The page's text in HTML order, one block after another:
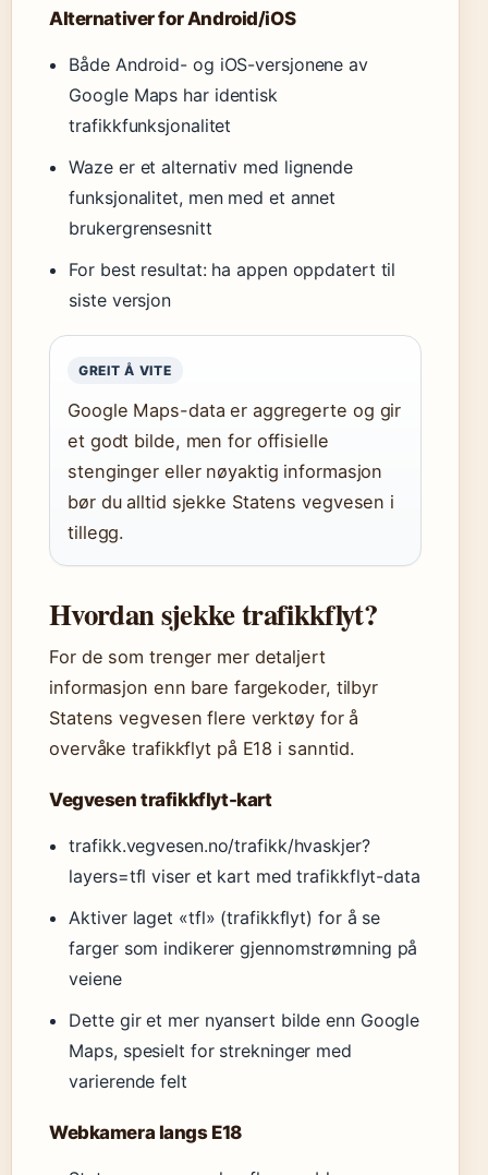
Alternativer for Android/iOS
Både Android- og iOS-versjonene av
Google Maps har identisk
trafikkfunksjonalitet
Waze er et alternativ med lignende
funksjonalitet, men med et annet
brukergrensesnitt
For best resultat: ha appen oppdatert til
siste versjon
GREIT Å VITE
Google Maps-data er aggregerte og gir
et godt bilde, men for offisielle
stenginger eller nøyaktig informasjon
bør du alltid sjekke Statens vegvesen i
tillegg.
Hvordan sjekke trafikkflyt?
For de som trenger mer detaljert
informasjon enn bare fargekoder, tilbyr
Statens vegvesen flere verktøy for å
overvåke trafikkflyt på E18 i sanntid.
Vegvesen trafikkflyt-kart
trafikk.vegvesen.no/trafikk/hvaskjer?
layers=tfl viser et kart med trafikkflyt-data
Aktiver laget «tfl» (trafikkflyt) for å se
farger som indikerer gjennomstrømning på
veiene
Dette gir et mer nyansert bilde enn Google
Maps, spesielt for strekninger med
varierende felt
Webkamera langs E18